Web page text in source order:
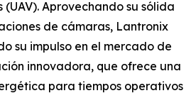
Aprovechando su sólida
de cámaras, Lantronix
su impulso en el mercado de
innovadora, que ofrece una
para tiempos operativos